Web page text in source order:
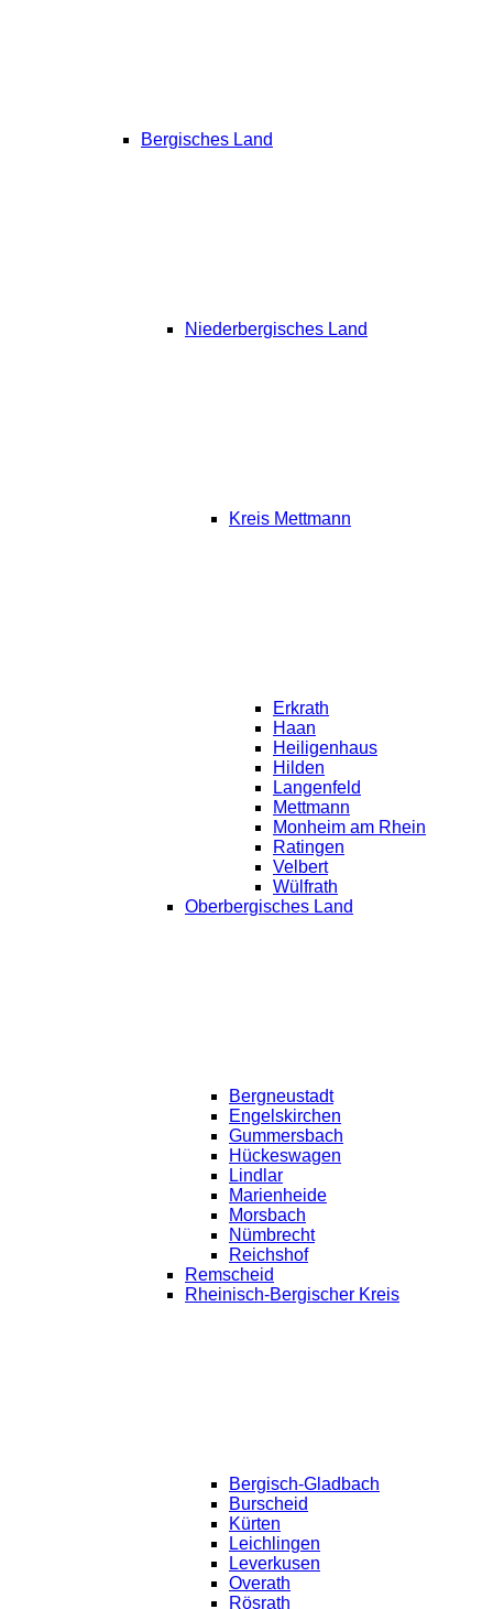
Bergisches Land
Niederbergisches Land
Kreis Mettmann
Erkrath
Haan
Heiligenhaus
Hilden
Langenfeld
Mettmann
Monheim am Rhein
Ratingen
Velbert
Wülfrath
Oberbergisches Land
Bergneustadt
Engelskirchen
Gummersbach
Hückeswagen
Lindlar
Marienheide
Morsbach
Nümbrecht
Reichshof
Remscheid
Rheinisch-Bergischer Kreis
Bergisch-Gladbach
Burscheid
Kürten
Leichlingen
Leverkusen
Overath
Rösrath